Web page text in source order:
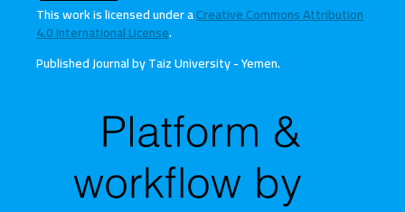
This work is licensed under aCreative Commons Attribution
4.0 International License.
Published Journal by Taiz University - Yemen.